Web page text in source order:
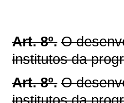
Art. 8º. O
institutos da
Art. 8º. O
institutos da